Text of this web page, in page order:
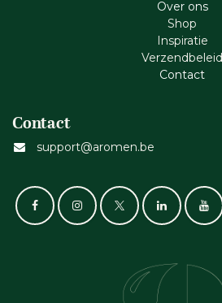
Ove​r​ ons
Shop
Inspiratie
Verzendbeleid
Cont​act
Contact
support@aromen.be